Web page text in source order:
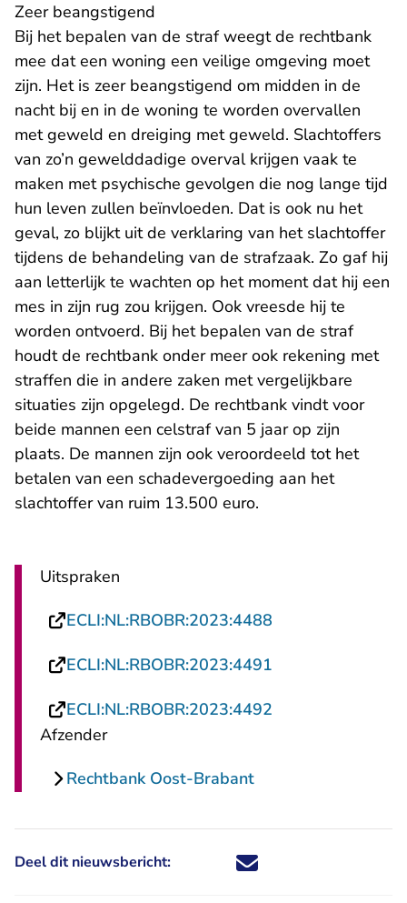
Zeer beangstigend
Bij het bepalen van de straf weegt de rechtbank
mee dat een woning een veilige omgeving moet
zijn. Het is zeer beangstigend om midden in de
nacht bij en in de woning te worden overvallen
met geweld en dreiging met geweld. Slachtoffers
van zo’n gewelddadige overval krijgen vaak te
maken met psychische gevolgen die nog lange tijd
hun leven zullen beïnvloeden. Dat is ook nu het
geval, zo blijkt uit de verklaring van het slachtoffer
tijdens de behandeling van de strafzaak. Zo gaf hij
aan letterlijk te wachten op het moment dat hij een
mes in zijn rug zou krijgen. Ook vreesde hij te
worden ontvoerd. Bij het bepalen van de straf
houdt de rechtbank onder meer ook rekening met
straffen die in andere zaken met vergelijkbare
situaties zijn opgelegd. De rechtbank vindt voor
beide mannen een celstraf van 5 jaar op zijn
plaats. De mannen zijn ook veroordeeld tot het
betalen van een schadevergoeding aan het
slachtoffer van ruim 13.500 euro.
Uitspraken
ECLI:NL:RBOBR:2023:4488
ECLI:NL:RBOBR:2023:4491
ECLI:NL:RBOBR:2023:4492
Afzender
Rechtbank Oost-Brabant
Deel dit nieuwsbericht: Deel dit nieuwsbericht via X -
Deel dit nieuwsbericht via
Deel dit nieuwsbericht
Deel dit